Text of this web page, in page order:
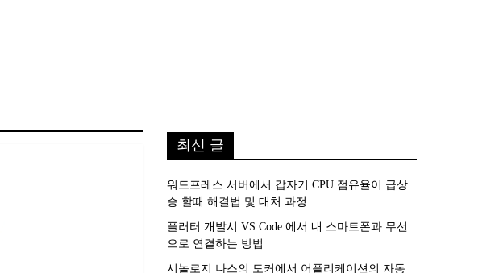
최신 글
워드프레스 서버에서 갑자기 CPU 점유율이 급상
승 할때 해결법 및 대처 과정
플러터 개발시 VS Code 에서 내 스마트폰과 무선
으로 연결하는 방법
시놀로지 나스의 도커에서 어플리케이션의 자동